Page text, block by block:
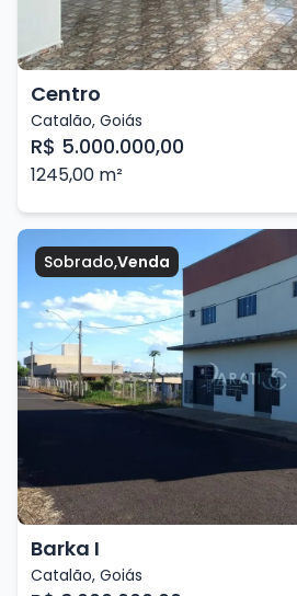
Centro
Catalão, Goiás
R$ 5.000.000,00
1245,00 m²
Sobrado,Venda
Barka I
Catalão, Goiás